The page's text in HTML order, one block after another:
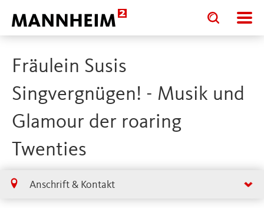
Toggle
search
input
Toggle
search
input
Fräulein Susis
Singvergnügen! - Musik und
Glamour der roaring
Twenties
Anschrift & Kontakt